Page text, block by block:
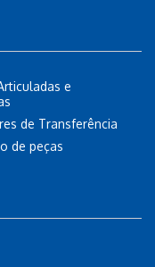
e
de Transferência
de peças